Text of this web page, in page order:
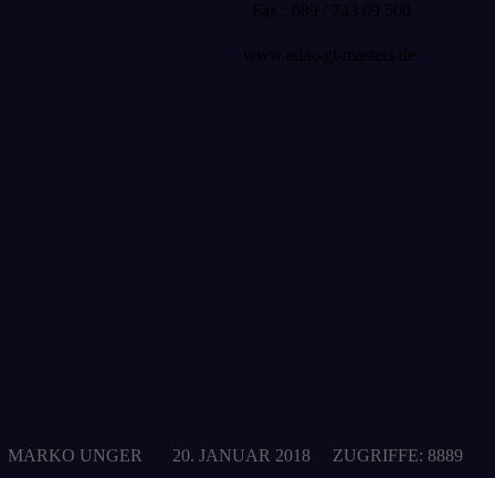
Fax.: 089 / 743 09 500
www.adac-gt-masters.de
MARKO UNGER 20. JANUAR 2018 ZUGRIFFE: 8889